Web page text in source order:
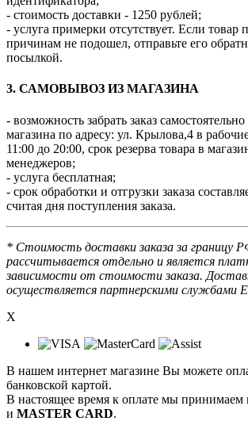
- стоимость доставки - 1250 рублей;
- услуга примерки отсутствует. Если товар
причинам не подошел, отправьте его
посылкой.
3. САМОВЫВОЗ ИЗ МАГАЗИНА
- возможность забрать заказ
магазина по адресу: ул. Крылова,4 в
11:00 до 20:00, срок резерва товара в
менеджеров;
- услуга бесплатная;
- срок обработки и отгрузки заказа
считая дня поступления заказа.
* Стоимость доставки заказа за границу
рассчитывается отдельно и является
зависимости от стоимости заказа.
осуществляется партнерскими службами
X
В нашем интернет магазине Вы можете
банковской картой.
В настоящее время к оплате мы принимаем
и MASTER CARD.